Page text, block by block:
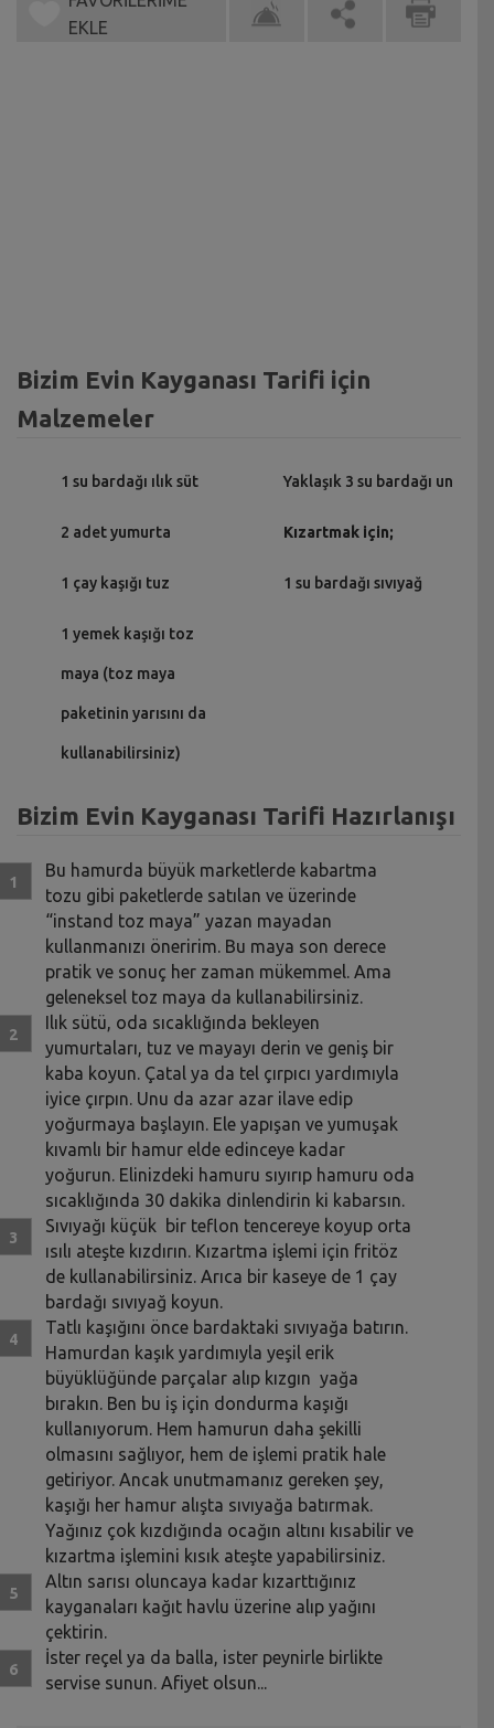
EKLE
Bizim Evin Kayganası Tarifi için
Malzemeler
1 su bardağı ılık süt
2 adet yumurta
1 çay kaşığı tuz
1 yemek kaşığı toz
maya (toz maya
paketinin yarısını da
kullanabilirsiniz)
Yaklaşık 3 su bardağı un
Kızartmak için;
1 su bardağı sıvıyağ
Bizim Evin Kayganası Tarifi Hazırlanışı
Bu hamurda büyük marketlerde kabartma
tozu gibi paketlerde satılan ve üzerinde
“instand toz maya” yazan mayadan
kullanmanızı öneririm. Bu maya son derece
pratik ve sonuç her zaman mükemmel. Ama
geleneksel toz maya da kullanabilirsiniz.
Ilık sütü, oda sıcaklığında bekleyen
yumurtaları, tuz ve mayayı derin ve geniş bir
kaba koyun. Çatal ya da tel çırpıcı yardımıyla
iyice çırpın. Unu da azar azar ilave edip
yoğurmaya başlayın. Ele yapışan ve yumuşak
kıvamlı bir hamur elde edinceye kadar
yoğurun. Elinizdeki hamuru sıyırıp hamuru oda
sıcaklığında 30 dakika dinlendirin ki kabarsın.
Sıvıyağı küçük bir teflon tencereye koyup orta
ısılı ateşte kızdırın. Kızartma işlemi için fritöz
de kullanabilirsiniz. Arıca bir kaseye de 1 çay
bardağı sıvıyağ koyun.
Tatlı kaşığını önce bardaktaki sıvıyağa batırın.
Hamurdan kaşık yardımıyla yeşil erik
büyüklüğünde parçalar alıp kızgın yağa
bırakın. Ben bu iş için dondurma kaşığı
kullanıyorum. Hem hamurun daha şekilli
olmasını sağlıyor, hem de işlemi pratik hale
getiriyor. Ancak unutmamanız gereken şey,
kaşığı her hamur alışta sıvıyağa batırmak.
Yağınız çok kızdığında ocağın altını kısabilir ve
kızartma işlemini kısık ateşte yapabilirsiniz.
Altın sarısı oluncaya kadar kızarttığınız
kayganaları kağıt havlu üzerine alıp yağını
çektirin.
İster reçel ya da balla, ister peynirle birlikte
servise sunun. Afiyet olsun...